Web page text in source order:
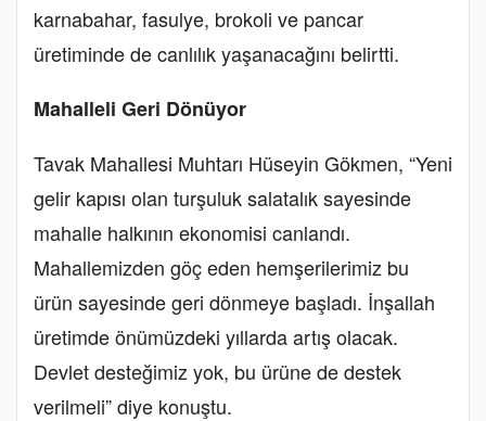
karnabahar, fasulye, brokoli ve pancar
üretiminde de canlılık yaşanacağını belirtti.
Mahalleli Geri Dönüyor
Tavak Mahallesi Muhtarı Hüseyin Gökmen, “Yeni
gelir kapısı olan turşuluk salatalık sayesinde
mahalle halkının ekonomisi canlandı.
Mahallemizden göç eden hemşerilerimiz bu
ürün sayesinde geri dönmeye başladı. İnşallah
üretimde önümüzdeki yıllarda artış olacak.
Devlet desteğimiz yok, bu ürüne de destek
verilmeli” diye konuştu.